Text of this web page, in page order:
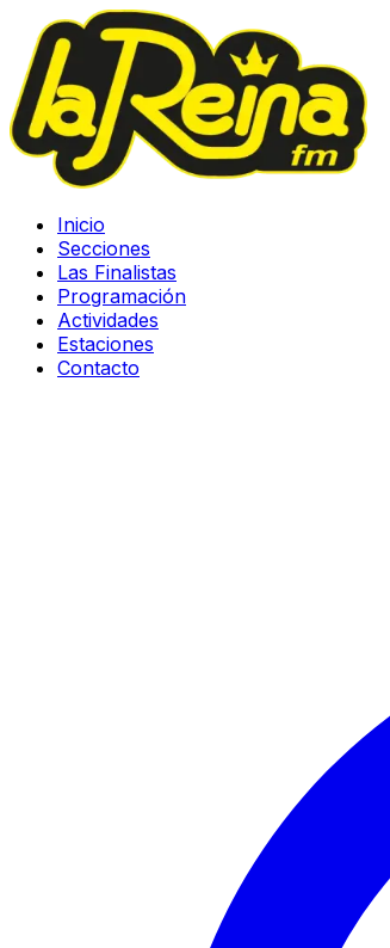
Inicio
Secciones
Las Finalistas
Programación
Actividades
Estaciones
Contacto